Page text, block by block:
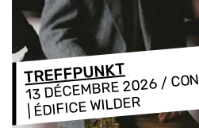
TREFFPUNKT
13 DÉCEMBRE 2026/
| ÉDIFICE WILDER